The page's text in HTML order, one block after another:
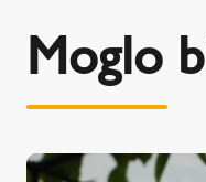
Moglo